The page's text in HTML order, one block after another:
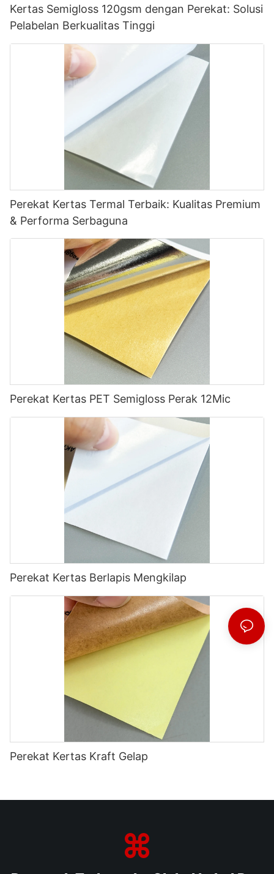
Kertas Semigloss 120gsm dengan Perekat: Solusi
Pelabelan Berkualitas Tinggi
Perekat Kertas Termal Terbaik: Kualitas Premium
& Performa Serbaguna
Perekat Kertas PET Semigloss Perak 12Mic
Perekat Kertas Berlapis Mengkilap
Perekat Kertas Kraft Gelap